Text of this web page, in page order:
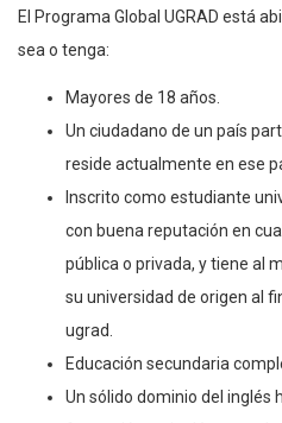
El Programa Global UGRAD está
sea o tenga:
Mayores de 18 años.
Un ciudadano de un país
reside actualmente en ese
Inscrito como estudiante
con buena reputación en
pública o privada, y tiene al
su universidad de origen al
ugrad.
Educación secundaria
Un sólido dominio del inglés